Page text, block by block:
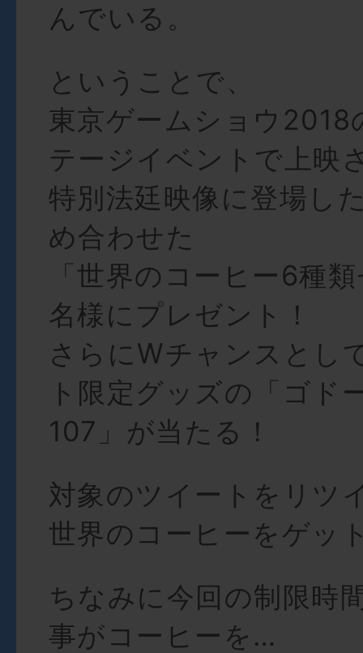
んでいる。
ということで、
東京ゲームショウ2018
テージイベントで上映
特別法廷映像に登場し
め合わせた
「世界のコーヒー6種
名様にプレゼント！
さらにWチャンスとし
ト限定グッズの「ゴド
107」が当たる！
対象のツイートをリツ
世界のコーヒーをゲッ
ちなみに今回の制限時
事がコーヒーを…